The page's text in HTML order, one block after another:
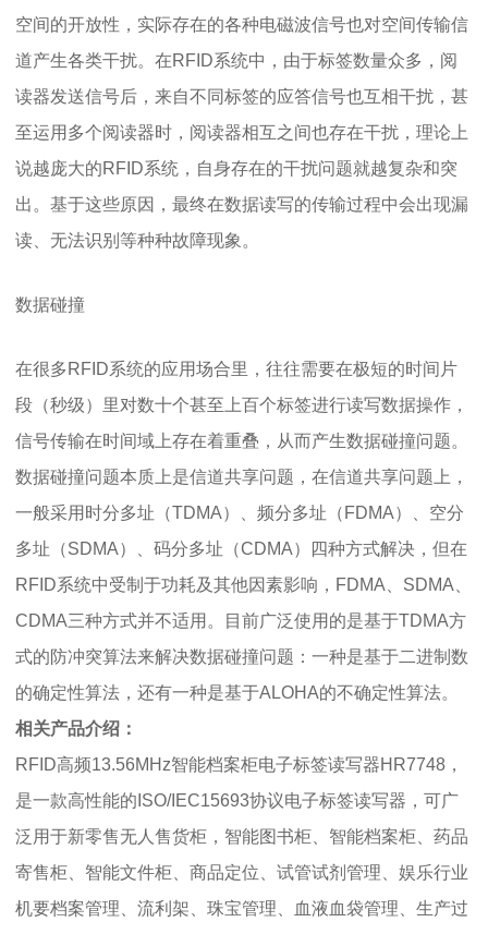
空间的开放性，实际存在的各种电磁波信号也对空间传输信
道产生各类干扰。在RFID系统中，由于标签数量众多，阅
读器发送信号后，来自不同标签的应答信号也互相干扰，甚
至运用多个阅读器时，阅读器相互之间也存在干扰，理论上
说越庞大的RFID系统，自身存在的干扰问题就越复杂和突
出。基于这些原因，最终在数据读写的传输过程中会出现漏
读、无法识别等种种故障现象。
数据碰撞
在很多RFID系统的应用场合里，往往需要在极短的时间片
段（秒级）里对数十个甚至上百个标签进行读写数据操作，
信号传输在时间域上存在着重叠，从而产生数据碰撞问题。
数据碰撞问题本质上是信道共享问题，在信道共享问题上，
一般采用时分多址（TDMA）、频分多址（FDMA）、空分
多址（SDMA）、码分多址（CDMA）四种方式解决，但在
RFID系统中受制于功耗及其他因素影响，FDMA、SDMA、
CDMA三种方式并不适用。目前广泛使用的是基于TDMA方
式的防冲突算法来解决数据碰撞问题：一种是基于二进制数
的确定性算法，还有一种是基于ALOHA的不确定性算法。
相关产品介绍：
RFID高频13.56MHz智能档案柜电子标签读写器HR7748，
是一款高性能的ISO/IEC15693协议电子标签读写器，可广
泛用于新零售无人售货柜，智能图书柜、智能档案柜、药品
寄售柜、智能文件柜、商品定位、试管试剂管理、娱乐行业
机要档案管理、流利架、珠宝管理、血液血袋管理、生产过